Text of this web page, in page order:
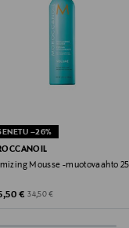
CETETH-20,
GLYCERIN,
59,
PROPANE,
ACID,
BENZYL
–26%
Mousse -muotovaahto
Price
€ Original Price
34,50 €